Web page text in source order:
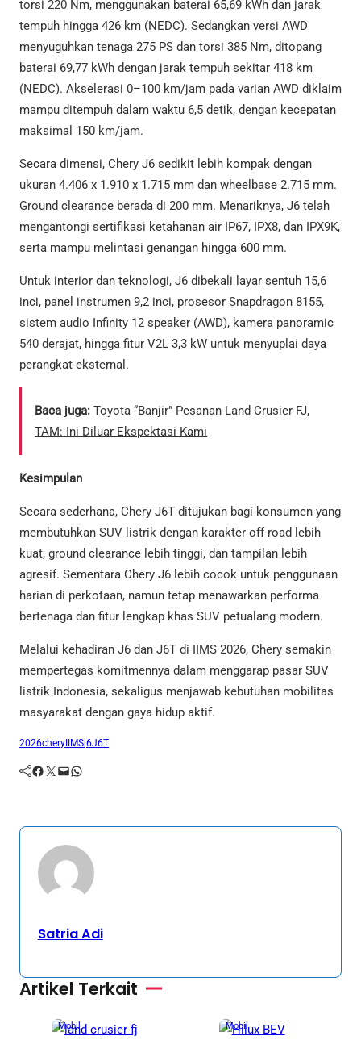
torsi 220 Nm, menggunakan baterai 65,69 kWh dan jarak
tempuh hingga 426 km (NEDC). Sedangkan versi AWD
menyuguhkan tenaga 275 PS dan torsi 385 Nm, ditopang
baterai 69,77 kWh dengan jarak tempuh sekitar 418 km
(NEDC). Akselerasi 0–100 km/jam pada varian AWD diklaim
mampu ditempuh dalam waktu 6,5 detik, dengan kecepatan
maksimal 150 km/jam.
Secara dimensi, Chery J6 sedikit lebih kompak dengan
ukuran 4.406 x 1.910 x 1.715 mm dan wheelbase 2.715 mm.
Ground clearance berada di 200 mm. Menariknya, J6 telah
mengantongi sertifikasi ketahanan air IP67, IPX8, dan IPX9K,
serta mampu melintasi genangan hingga 600 mm.
Untuk interior dan teknologi, J6 dibekali layar sentuh 15,6
inci, panel instrumen 9,2 inci, prosesor Snapdragon 8155,
sistem audio Infinity 12 speaker (AWD), kamera panoramic
540 derajat, hingga fitur V2L 3,3 kW untuk menyuplai daya
perangkat eksternal.
Baca juga: Toyota “Banjir” Pesanan Land Crusier FJ,
TAM: Ini Diluar Ekspektasi Kami
Kesimpulan
Secara sederhana, Chery J6T ditujukan bagi konsumen yang
membutuhkan SUV listrik dengan karakter off-road lebih
kuat, ground clearance lebih tinggi, dan tampilan lebih
agresif. Sementara Chery J6 lebih cocok untuk penggunaan
harian di perkotaan, namun tetap menawarkan performa
bertenaga dan fitur lengkap khas SUV petualang modern.
Melalui kehadiran J6 dan J6T di IIMS 2026, Chery semakin
mempertegas komitmennya dalam menggarap pasar SUV
listrik Indonesia, sekaligus menjawab kebutuhan mobilitas
masyarakat dengan gaya hidup aktif.
2026chery IIMSj6J6T
Facebook Twitter Mail WhatsApp
Satria Adi
Artikel Terkait
Mobil Mobil